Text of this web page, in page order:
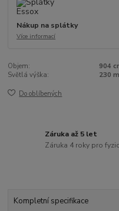
Nákup na splátky
Více informací
Objem:
904
Světlá výška:
230
Do oblíbených
Záruka až 5 let
Záruka 4 roky pro
Kompletní specifikace